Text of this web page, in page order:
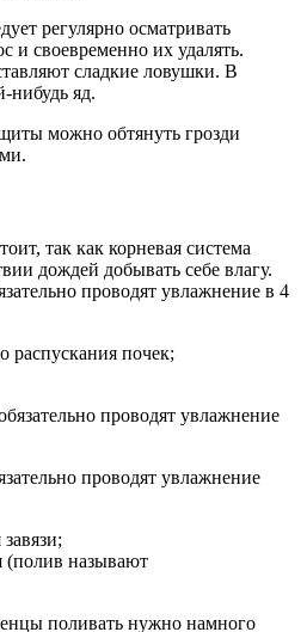
регулярно осматривать
и своевременно их удалять.
сладкие ловушки. В
нибудь яд.
можно обтянуть грозди
так как корневая система
дождей добывать себе влагу.
проводят увлажнение в 4
распускания почек;
проводят увлажнение
(полив называют
поливать нужно намного